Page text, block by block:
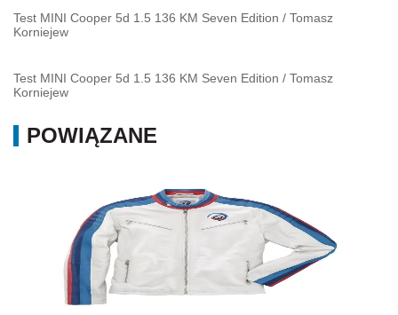
Test MINI Cooper 5d 1.5 136 KM Seven Edition / Tomasz
Korniejew
Test MINI Cooper 5d 1.5 136 KM Seven Edition / Tomasz
Korniejew
POWIĄZANE